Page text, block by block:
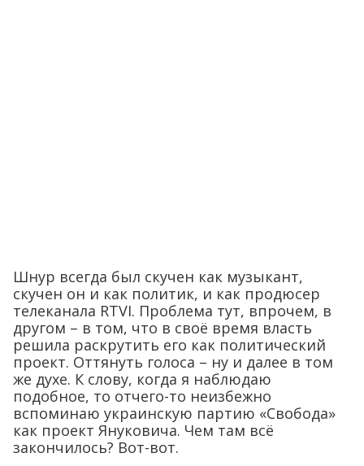
Шнур всегда был скучен как музыкант,
скучен он и как политик, и как продюсер
телеканала RTVI. Проблема тут, впрочем, в
другом – в том, что в своё время власть
решила раскрутить его как политический
проект. Оттянуть голоса – ну и далее в том
же духе. К слову, когда я наблюдаю
подобное, то отчего-то неизбежно
вспоминаю украинскую партию «Свобода»
как проект Януковича. Чем там всё
закончилось? Вот-вот.